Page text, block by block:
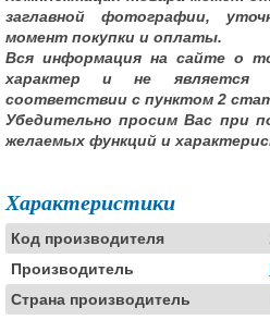
заглавной фотографии,
момент покупки и оплаты.
Вся информация на сайте о
характер и не является
соответствии с пунктом 2
Убедительно просим Вас при
желаемых функций и
Характеристики
Код производителя
Производитель
Страна производитель